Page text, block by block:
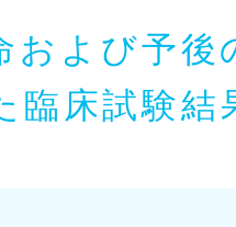
よび予後
臨床試験結